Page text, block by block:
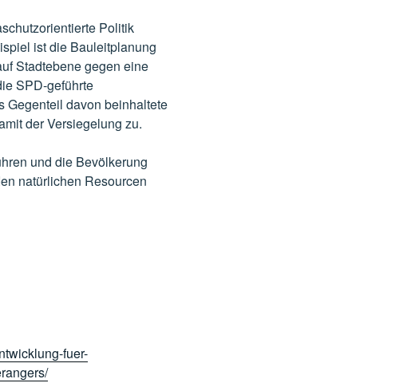
Politik
ist die Bauleitplanung
Stadtebene gegen eine
SPD-geführte
Gegenteil davon beinhaltete
der Versiegelung zu.
und die Bevölkerung
natürlichen Resourcen
fuer-